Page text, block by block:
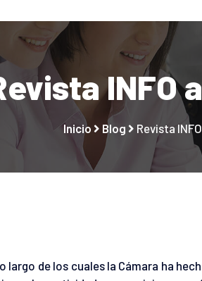
INFO
Inicio Blog Revista
de los cuales la Cámara ha